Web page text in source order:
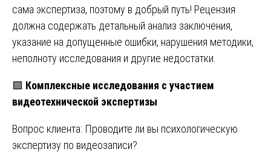
сама экспертиза, поэтому в добрый путь! Рецензия
должна содержать детальный анализ заключения,
указание на допущенные ошибки, нарушения методики,
неполноту исследования и другие недостатки.
🟩 Комплексные исследования с участием
видеотехнической экспертизы
Вопрос клиента: Проводите ли вы психологическую
экспертизу по видеозаписи?